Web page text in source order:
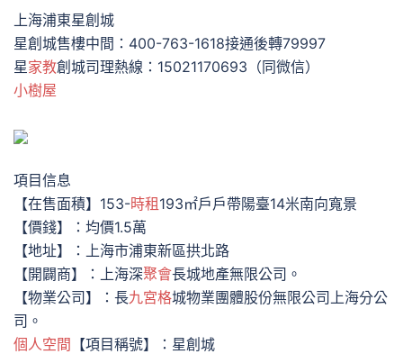
上海浦東星創城
星創城售樓中間：400-763-1618接通後轉79997
星家教創城司理熱線：15021170693（同微信）
小樹屋
項目信息
【在售面積】153-時租 193㎡戶戶帶陽臺14米南向寬景
【價錢】：均價1.5萬
【地址】：上海市浦東新區拱北路
【開闢商】：上海深聚會長城地產無限公司。
【物業公司】：長九宮格城物業團體股份無限公司上海分公
司。
個人空間 【項目稱號】：星創城